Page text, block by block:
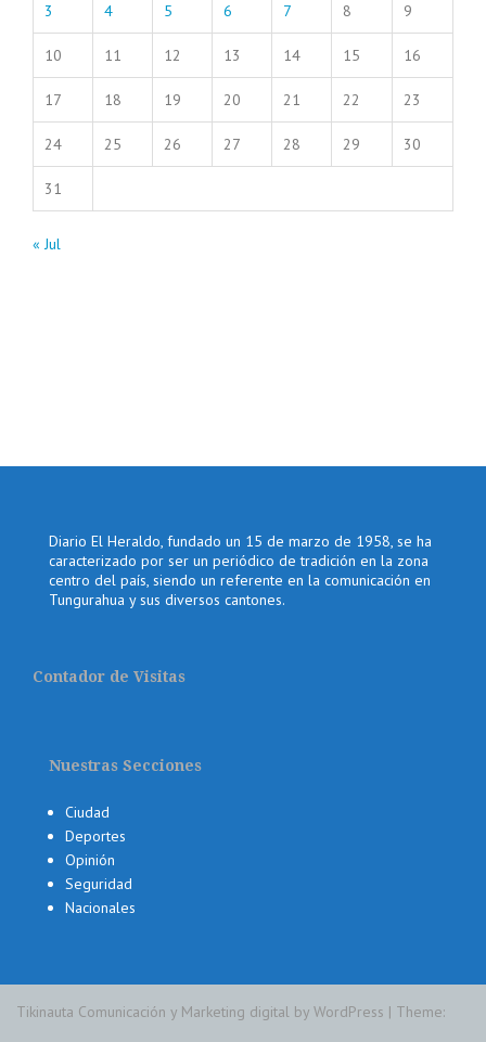
3 4 5 6 7 8 9
10 11 12 13 14 15 16
17 18 19 20 21 22 23
24 25 26 27 28 29 30
31
« Jul
Diario El Heraldo, fundado un 15 de marzo de 1958, se ha
caracterizado por ser un periódico de tradición en la zona
centro del país, siendo un referente en la comunicación en
Tungurahua y sus diversos cantones.
Contador de Visitas
Nuestras Secciones
Ciudad
Deportes
Opinión
Seguridad
Nacionales
Tikinauta Comunicación y Marketing digital by WordPress | Theme: